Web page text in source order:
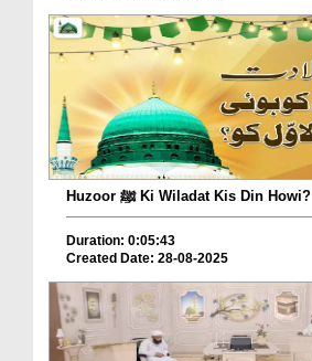
Huzoor ﷺ Ki Wiladat Kis Din Howi?
Duration: 0:05:43
Created Date: 28-08-2025